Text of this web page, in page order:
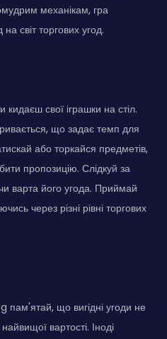
механікам, гра
світ торгових угод.
свої іграшки на стіл.
що задає темп для
або торкайся предметів,
пропозицію. Слідкуй за
варта його угода. Приймай
через різні рівні торгових
що вигідні угоди не
вартості. Іноді